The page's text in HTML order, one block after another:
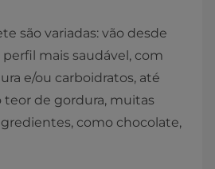
são variadas: vão desde
mais saudável, com
e/ou carboidratos, até
de gordura, muitas
como chocolate,